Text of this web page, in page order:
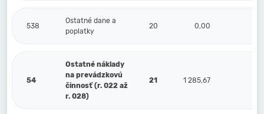
538
Ostatné dane a
poplatky
20 0,00
54
Ostatné náklady
na prevádzkovú
činnosť (r. 022 až
r. 028)
21 1 285,67